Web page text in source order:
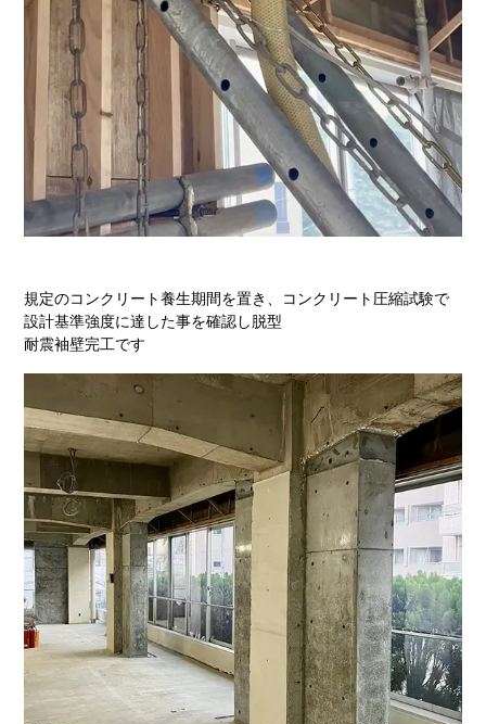
規定のコンクリート養生期間を置き、コンクリート圧縮試験で
設計基準強度に達した事を確認し脱型
耐震袖壁完工です